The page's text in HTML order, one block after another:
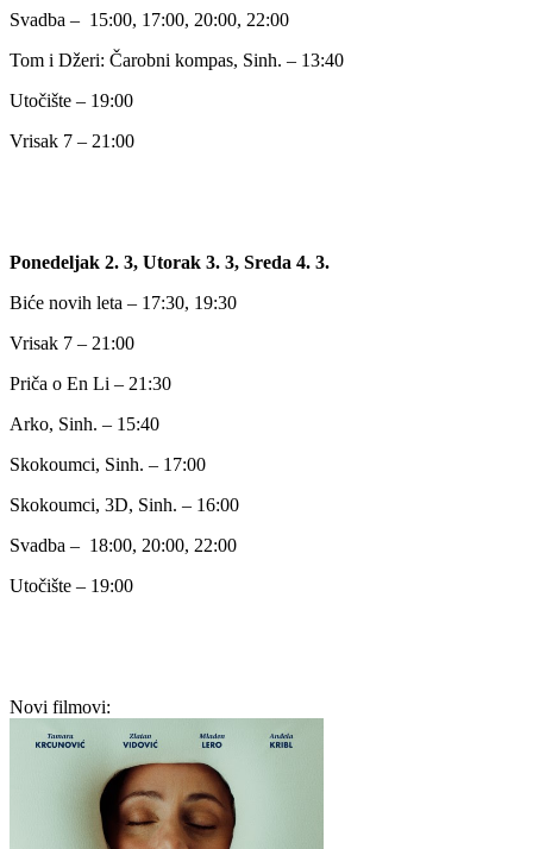
Svadba – 15:00, 17:00, 20:00, 22:00
Tom i Džeri: Čarobni kompas, Sinh. – 13:40
Utočište – 19:00
Vrisak 7 – 21:00
Ponedeljak 2. 3, Utorak 3. 3, Sreda 4. 3.
Biće novih leta – 17:30, 19:30
Vrisak 7 – 21:00
Priča o En Li – 21:30
Arko, Sinh. – 15:40
Skokoumci, Sinh. – 17:00
Skokoumci, 3D, Sinh. – 16:00
Svadba – 18:00, 20:00, 22:00
Utočište – 19:00
Novi filmovi: